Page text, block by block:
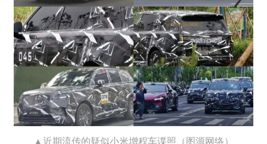
▲近期流传的疑似小米增程车谍照（图源网络）